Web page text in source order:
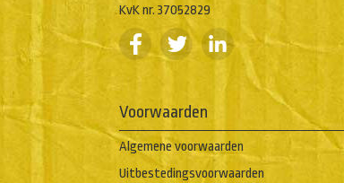
KvK nr. 37052829
Voorwaarden
Algemene voorwaarden
Uitbestedingsvoorwaarden